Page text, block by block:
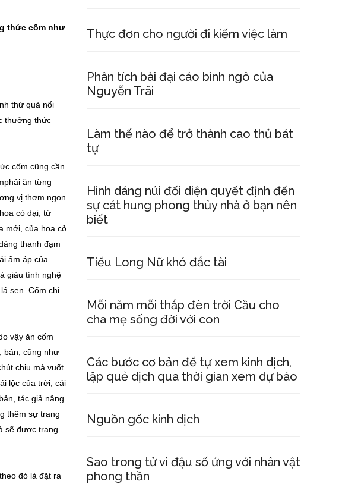
thức cốm như
thứ quà nổi
thưởng thức
cốm cũng cần
ăn từng
vị thơm ngon
cỏ dại, từ
mới, của hoa cỏ
thanh đạm
ấm áp của
giàu tính nghệ
sen. Cốm chỉ
vậy ăn cốm
bán, cũng như
chiu mà vuốt
lộc của trời, cái
tác giả nâng
thêm sự trang
sẽ được trang
đó là đặt ra
Thực đơn cho người đi kiếm việc làm
Phân tích bài đại cáo bình ngô của
Nguyễn Trãi
Làm thế nào để trở thành cao thủ bát
tự
Hình dáng núi đối diện quyết định đến
sự cát hung phong thủy nhà ở bạn nên
biết
Tiểu Long Nữ khó đắc tài
Mỗi năm mỗi thắp đèn trời Cầu cho
cha mẹ sống đời với con
Các bước cơ bản để tự xem kinh dịch,
lập quẻ dịch qua thời gian xem dự báo
Nguồn gốc kinh dịch
Sao trong tử vi đậu số ứng với nhân vật
phong thần